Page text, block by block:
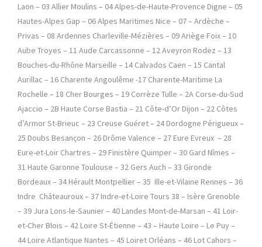
Laon – 03 Allier Moulins – 04 Alpes-de-Haute-Provence Digne – 05
Hautes-Alpes Gap – 06 Alpes Maritimes Nice – 07 – Ardèche –
Privas – 08 Ardennes Charleville-Mézières – 09 Ariège Foix – 10
Aube Troyes – 11 Aude Carcassonne – 12 Aveyron Rodez – 13
Bouches-du-Rhône Marseille – 14 Calvados Caen – 15 Cantal
Aurillac – 16 Charente Angoulême -17 Charente-Maritime La
Rochelle – 18 Cher Bourges – 19 Corrèze Tulle – 2A Corse-du-Sud
Ajaccio – 2B Haute Corse Bastia – 21 Côte-d’Or Dijon – 22 Côtes
d’Armor St-Brieuc – 23 Creuse Guéret – 24 Dordogne Périgueux –
25 Doubs Besançon – 26 Drôme Valence – 27 Eure Evreux – 28
Eure-et-Loir Chartres – 29 Finistère Quimper – 30 Gard Nîmes –
31 Haute Garonne Toulouse – 32 Gers Auch – 33 Gironde
Bordeaux – 34 Hérault Montpellier – 35 Ille-et-Vilaine Rennes – 36
Indre Châteauroux – 37 Indre-et-Loire Tours 38 – Isère Grenoble
– 39 Jura Lons-le-Saunier – 40 Landes Mont-de-Marsan – 41 Loir-
et-Cher Blois – 42 Loire St-Étienne – 43 – Haute Loire – Le Puy –
44 Loire Atlantique Nantes – 45 Loiret Orléans – 46 Lot Cahors –